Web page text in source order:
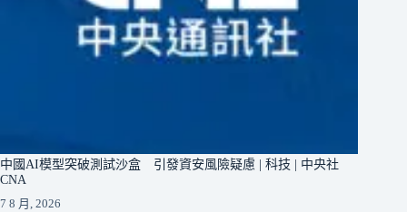
中國AI模型突破測試沙盒 引發資安風險疑慮 | 科技 | 中央社
CNA
7 8 月, 2026